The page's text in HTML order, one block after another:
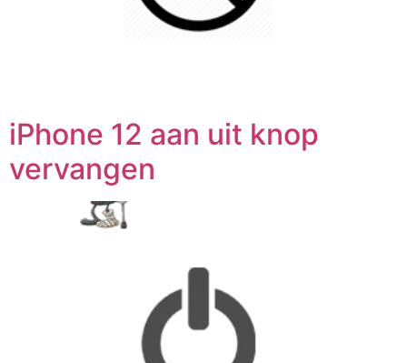
iPhone 12 aan uit knop
vervangen